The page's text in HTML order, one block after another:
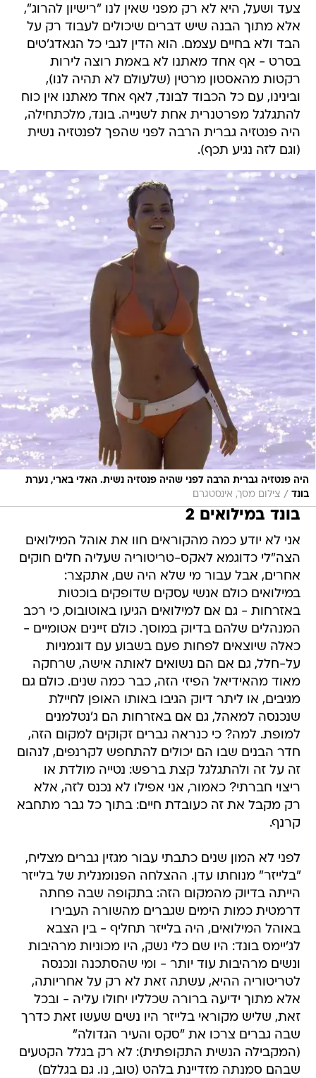
צעד ושעל, היא לא רק מפני שאין לנו "רישיון להרוג",
אלא מתוך הבנה שיש דברים שיכולים לעבוד רק על
הבד ולא בחיים עצמם. הוא הדין לגבי כל הגאדג'טים
בסרט - אף אחד מאתנו לא באמת רוצה לירות
רקטות מהאסטון מרטין (שלעולם לא תהיה לנו),
ובינינו, עם כל הכבוד לבונד, לאף אחד מאתנו אין כוח
להתגלגל מפרטנרית אחת לשנייה. בונד, מלכתחילה,
היה פנטזיה גברית הרבה לפני שהפך לפנטזיה נשית
(וגם לזה נגיע תכף).
היה פנטזיה גברית הרבה לפני שהיה פנטזיה נשית. האלי בארי, נערת
בונד / צילום מסך, אינסטגרם
בונד במילואים 2
אני לא יודע כמה מהקוראים חוו את אוהל המילואים
הצה"לי כדוגמא לאקס-טריטוריה שעליה חלים חוקים
אחרים, אבל עבור מי שלא היה שם, אתקצר:
במילואים כולם אנשי עסקים שדופקים בוכטות
באזרחות - גם אם למילואים הגיעו באוטובוס, כי רכב
המנהלים שלהם בדיוק במוסך. כולם זיינים אטומיים -
כאלה שיוצאים לפחות פעם בשבוע עם דוגמניות
על-חלל, גם אם הם נשואים לאותה אישה, שרחקה
מאוד מהאידיאל הפיזי הזה, כבר כמה שנים. כולם גם
מגיבים, או ליתר דיוק הגיבו באותו האופן לחיילת
שנכנסה למאהל, גם אם באזרחות הם ג'נטלמנים
למופת. למה? כי כנראה גברים זקוקים למקום הזה,
חדר הבנים שבו הם יכולים להתחפש לקרנפים, לנהום
זה על זה ולהתגלגל קצת ברפש: נטייה מולדת או
ריצוי חברתי? כאמור, אני אפילו לא נכנס לזה, אלא
רק מקבל את זה כעובדת חיים: בתוך כל גבר מתחבא
קרנף.
לפני לא המון שנים כתבתי עבור מגזין גברים מצליח,
"בלייזר" מנוחתו עדן. ההצלחה הפנומנלית של בלייזר
הייתה בדיוק מהמקום הזה: בתקופה שבה פחתה
דרמטית כמות הימים שגברים מהשורה העבירו
באוהל המילואים, היה בלייזר תחליף - בין הצבא
לג'יימס בונד: היו שם כלי נשק, היו מכוניות מרהיבות
ונשים מרהיבות עוד יותר - ומי שהסתכנה ונכנסה
לטריטוריה ההיא, עשתה זאת לא רק על אחריותה,
אלא מתוך ידיעה ברורה שכלליו יחולו עליה - ובכל
זאת, שליש מקוראי בלייזר היו נשים שעשו זאת כדרך
שבה גברים צרכו את "סקס והעיר הגדולה"
(המקבילה הנשית התקופתית): לא רק בגלל הקטעים
שבהם סמנתה מזדיינת בלהט (טוב, נו. גם בגללם)